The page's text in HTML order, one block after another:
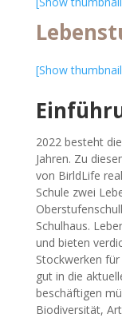
[Show
2022 besteht
Jahren. Zu
von BirldLife
Schule zwei
Schulhaus.
und bieten
Stockwerken
gut in die
beschäftigen
Biodiversität,